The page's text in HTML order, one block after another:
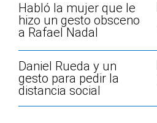
Habló la mujer que le
hizo un gesto obsceno
a Rafael Nadal
Daniel Rueda y un
gesto para pedir la
distancia social